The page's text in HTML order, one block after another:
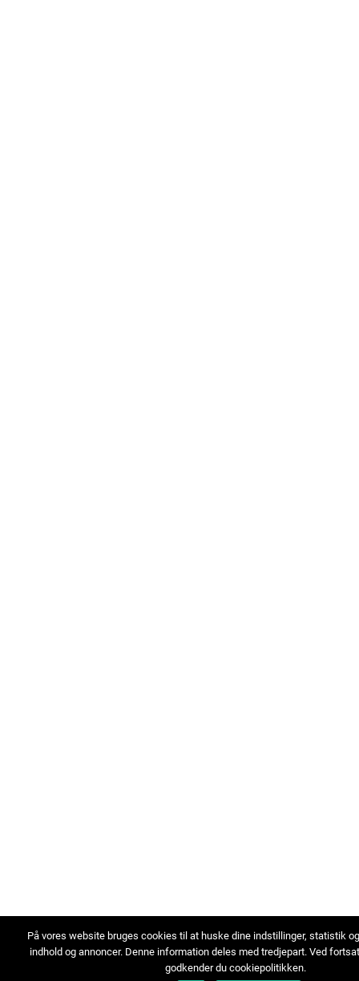
På vores website bruges cookies til at huske dine indstillinger, statistik
indhold og annoncer. Denne information deles med tredjepart. Ved
godkender du cookiepolitikken.